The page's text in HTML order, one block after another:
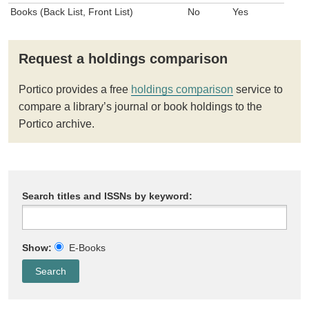
Books (Back List, Front List) No Yes
Request a holdings comparison
Portico provides a free holdings comparison service to
compare a library’s journal or book holdings to the
Portico archive.
Search titles and ISSNs by keyword:
Show: E-Books